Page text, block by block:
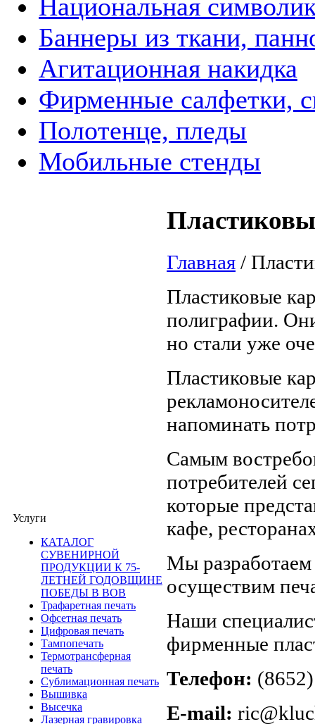
Национальная
Баннеры из ткани,
Агитационная накидка
Фирменные салфетки,
Полотенце, пледы
Мобильные стенды
Услуги
КАТАЛОГ
СУВЕНИРНОЙ
ПРОДУКЦИИ К 75-
ЛЕТНЕЙ ГОДОВЩИНЕ
ПОБЕДЫ В ВОВ
Трафаретная печать
Офсетная печать
Цифровая печать
Тампопечать
Термотрансферная
печать
Сублимационная печать
Вышивка
Высечка
Лазерная гравировка
Главная /
Пластиковые
полиграфии.
но стали уже
Пластиковые
напоминать
Самым
потребителей
которые
кафе,
Мы
осуществим
Наши
фирменные
Телефон:
E-mail: